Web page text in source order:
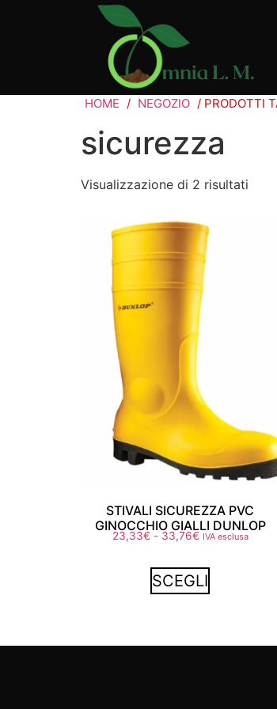
HOME / NEGOZIO / PRODOTTI
sicurezza
Visualizzazione di 2 risultati
STIVALI SICUREZZA PVC
GINOCCHIO GIALLI DUNLOP
23,33€ - 33,76€ IVA esclusa
SCEGLI